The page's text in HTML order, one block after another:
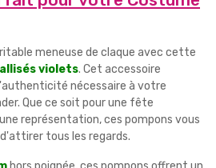
meneuse de claque avec cette
violets. Cet accessoire
nécessaire à votre
Que ce soit pour une fête
représentation, ces pompons vous
tous les regards.